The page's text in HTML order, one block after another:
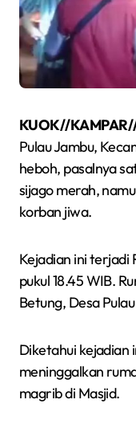
KUOK//
Pulau Jambu,
heboh, pasalnya
sijago merah,
korban jiwa.
Kejadian ini terjadi
pukul 18.45 WIB.
Betung, Desa
Diketahui kejadian
meninggalkan
magrib di Masjid.